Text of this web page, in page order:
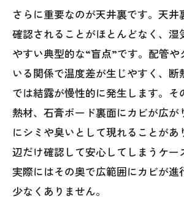
さらに重要なのが天井裏です。天
確認されることがほとんどなく、湿
やすい典型的な“盲点”です。配管や
いる関係で温度差が生じやすく、断
では結露が慢性的に発生します。そ
熱材、石膏ボード裏面にカビが広が
にシミや臭いとして現れることがあ
辺だけ確認して安心してしまうケー
実際にはその奥で広範囲にカビが進
少なくありません。